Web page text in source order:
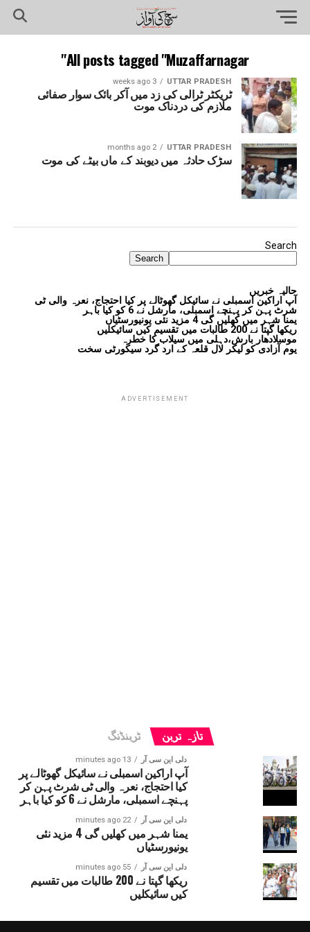
All posts tagged "Muzaffarnagar"
UTTAR PRADESH
3 weeks ago
ٹریکٹر ٹرالی کی زد میں آکر بائک سوار صفائی
ملازم کی دردناک موت
UTTAR PRADESH
2 months ago
سڑک حادثہ میں دیوبند کے ماں بیٹے کی موت
Search
Search
حالیہ خبریں
آپ اراکین اسمبلی نے سائیکل گھوٹالے پر کیا احتجاج، نعرہ والی ٹی
شرٹ پہن کر پہنچے اسمبلی، مارشل نے 6 کو کیا باہر
یمنا شہر میں کھلیں گی 4 مزید نئی یونیورسٹیاں
ریکھا گپتا نے 200 طالبات میں تقسیم کیں سائیکلیں
موسلادھار بارش،دہلی میں سیلاب کا خطرہ
یوم آزادی کو لیکر لال قلعہ کے ارد گرد سیکورٹی سخت
ADVERTISEMENT
تازہ ترین ٹرینڈنگ
دلی این سی آر 13 minutes ago
آپ اراکین اسمبلی نے سائیکل گھوٹالے پر
کیا احتجاج، نعرہ والی ٹی شرٹ پہن کر
پہنچے اسمبلی، مارشل نے 6 کو کیا باہر
دلی این سی آر 22 minutes ago
یمنا شہر میں کھلیں گی 4 مزید نئی
یونیورسٹیاں
دلی این سی آر 55 minutes ago
ریکھا گپتا نے 200 طالبات میں تقسیم
کیں سائیکلیں